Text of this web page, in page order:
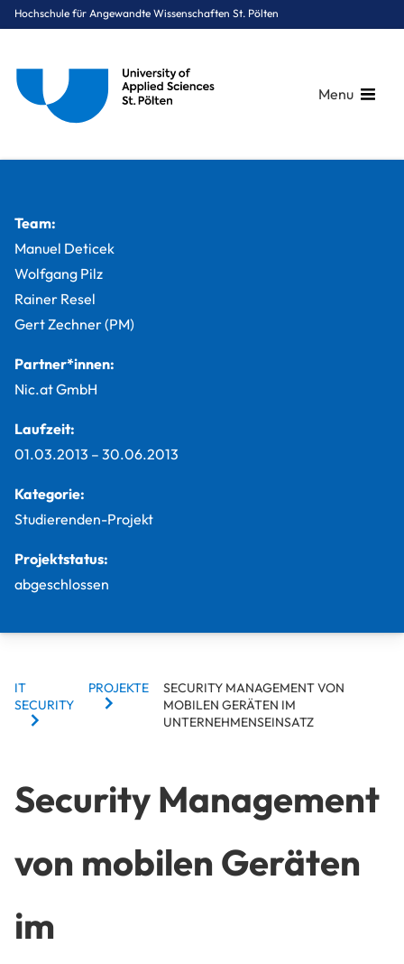
Hochschule für Angewandte Wissenschaften St. Pölten
Menu
Team:
Manuel Deticek
Wolfgang Pilz
Rainer Resel
Gert Zechner (PM)
Partner*innen:
Nic.at GmbH
Laufzeit:
01.03.2013 – 30.06.2013
Kategorie:
Studierenden-Projekt
Projektstatus:
abgeschlossen
BREADCRUMBS
IT
SECURITY
PROJEKTE
SECURITY MANAGEMENT VON
MOBILEN GERÄTEN IM
UNTERNEHMENSEINSATZ
Security Management
von mobilen Geräten
im